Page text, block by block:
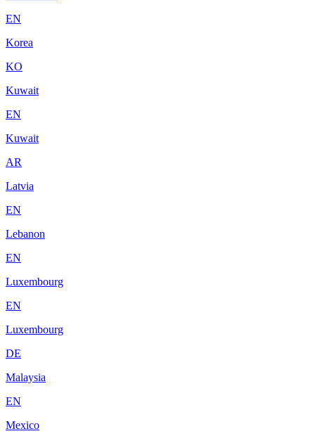
EN
Korea
KO
Kuwait
EN
Kuwait
AR
Latvia
EN
Lebanon
EN
Luxembourg
EN
Luxembourg
DE
Malaysia
EN
Mexico